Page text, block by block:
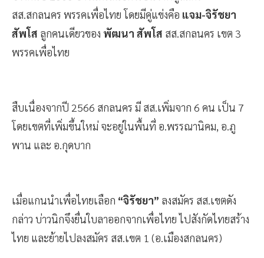
สส.สกลนคร พรรคเพื่อไทย โดยมีคู่แข่งคือ แจม-จิรัชยา
สัพโส ลูกคนเดียวของ พัฒนา สัพโส สส.สกลนคร เขต 3
พรรคเพื่อไทย
สืบเนื่องจากปี 2566 สกลนคร มี สส.เพิ่มจาก 6 คน เป็น 7
โดยเขตที่เพิ่มขึ้นใหม่ จะอยู่ในพื้นที่ อ.พรรณานิคม, อ.ภู
พาน และ อ.กุดบาก
เมื่อแกนนำเพื่อไทยเลือก “จิรัชยา” ลงสมัคร สส.เขตดัง
กล่าว บ่าวนิกจึงยื่นใบลาออกจากเพื่อไทย ไปสังกัดไทยสร้าง
ไทย และย้ายไปลงสมัคร สส.เขต 1 (อ.เมืองสกลนคร)